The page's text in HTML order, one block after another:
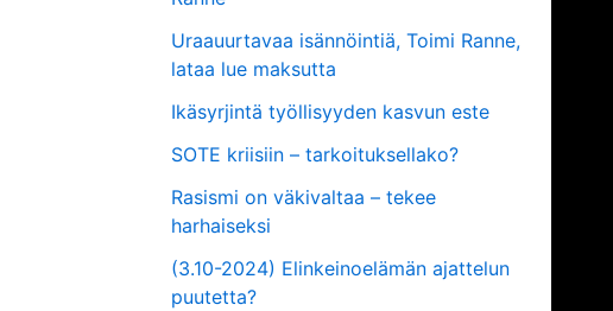
Uraauurtavaa isännöintiä, Toimi Ranne,
lataa lue maksutta
Ikäsyrjintä työllisyyden kasvun este
SOTE kriisiin – tarkoituksellako?
Rasismi on väkivaltaa – tekee
harhaiseksi
(3.10-2024) Elinkeinoelämän ajattelun
puutetta?